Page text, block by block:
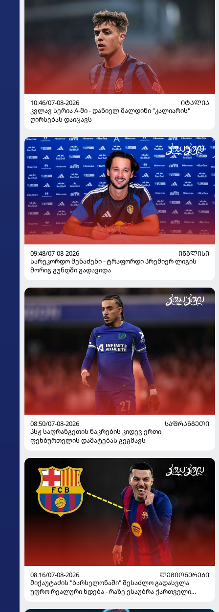
10:46/07-08-2026
ᲘᲢᲐᲚᲘᲐ
კვლავ სერია A-ში - დანიელ მალდინი "კალიარის"
ღირსებას დაიცავს
09:48/07-08-2026
ᲘᲜᲒᲚᲘᲡᲘ
სარეკორდო შენაძენი - ტრაფორდი პრემიერ ლიგის
მორიგ გუნდში გადავიდა
08:50/07-08-2026
ᲡᲐᲤᲠᲐᲜᲒᲔᲗᲘ
პსჟ საფრანგეთის ნაკრების კიდევ ერთი
ფეხბურთელის დამატებას გეგმავს
08:16/07-08-2026
ᲚᲔᲒᲘᲝᲜᲔᲠᲔᲑᲘ
მიქაუტაძის "ბარსელონაში" შესაძლო გადასვლა
უფრო რეალური ხდება - რაზე ესაუბრა ქართველი